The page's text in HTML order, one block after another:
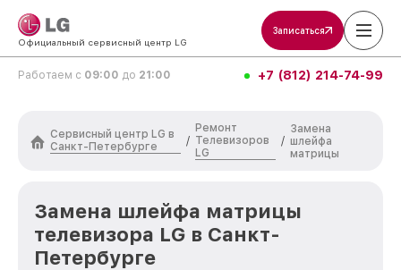
Официальный сервисный центр LG
Записаться
Работаем с 09:00 до 21:00 +7 (812) 214-74-99
Сервисный центр LG в
Санкт-Петербурге
/
Ремонт
Телевизоров
LG
/
Замена
шлейфа
матрицы
Замена шлейфа матрицы
телевизора LG в Санкт-
Петербурге